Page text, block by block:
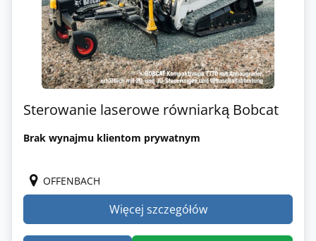
Sterowanie laserowe równiarką Bobcat
Brak wynajmu klientom prywatnym
OFFENBACH
Więcej szczegółów